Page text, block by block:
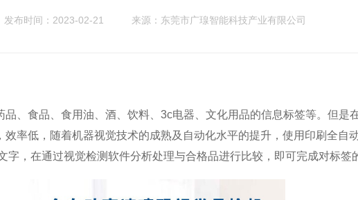
发布时间：2023-02-21 来源： 东莞市广瑔智能科技产业有限公司
、食品、食用油、酒、饮料、3c电器、文化用品的信息标签等。但是
率低，随着机器视觉技术的成熟及自动化水平的提升，使用印刷全自
，在通过视觉检测软件分析处理与合格品进行比较，即可完成对标签